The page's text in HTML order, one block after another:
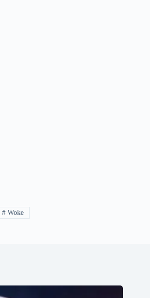
#Woke